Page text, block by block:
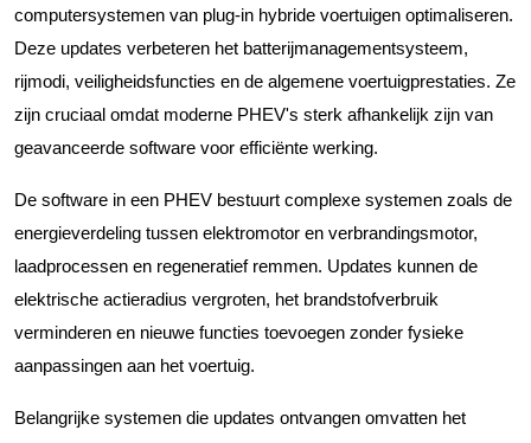
computersystemen van plug-in hybride voertuigen optimaliseren.
Deze updates verbeteren het batterijmanagementsysteem,
rijmodi, veiligheidsfuncties en de algemene voertuigprestaties. Ze
zijn cruciaal omdat moderne PHEV's sterk afhankelijk zijn van
geavanceerde software voor efficiënte werking.
De software in een PHEV bestuurt complexe systemen zoals de
energieverdeling tussen elektromotor en verbrandingsmotor,
laadprocessen en regeneratief remmen. Updates kunnen de
elektrische actieradius vergroten, het brandstofverbruik
verminderen en nieuwe functies toevoegen zonder fysieke
aanpassingen aan het voertuig.
Belangrijke systemen die updates ontvangen omvatten het